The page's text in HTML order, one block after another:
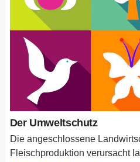
Der Umweltschutz
Die angeschlossene
Fleischproduktion verursacht